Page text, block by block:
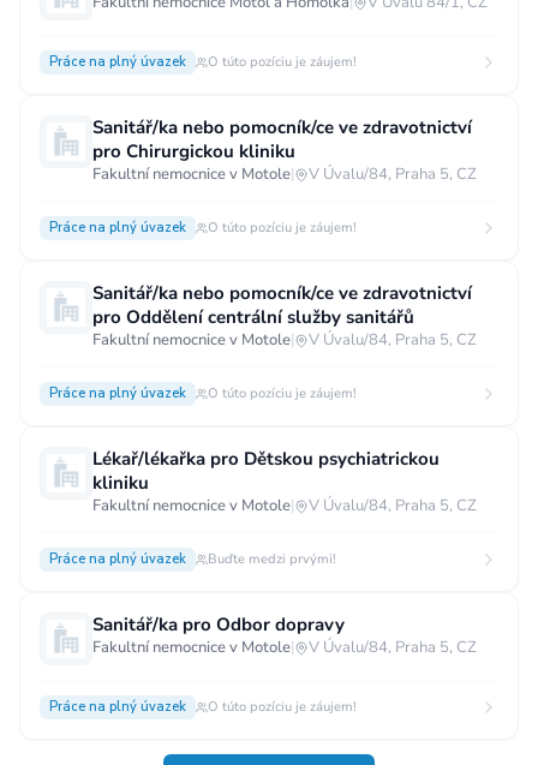
Práce na plný úvazek O túto pozíciu je záujem!
Sanitář/ka nebo pomocník/ce ve zdravotnictví
pro Chirurgickou kliniku
Fakultní nemocnice v Motole| V Úvalu/84, Praha 5, CZ
Práce na plný úvazek O túto pozíciu je záujem!
Sanitář/ka nebo pomocník/ce ve zdravotnictví
pro Oddělení centrální služby sanitářů
Fakultní nemocnice v Motole| V Úvalu/84, Praha 5, CZ
Práce na plný úvazek O túto pozíciu je záujem!
Lékař/lékařka pro Dětskou psychiatrickou
kliniku
Fakultní nemocnice v Motole| V Úvalu/84, Praha 5, CZ
Práce na plný úvazek Buďte medzi prvými!
Sanitář/ka pro Odbor dopravy
Fakultní nemocnice v Motole| V Úvalu/84, Praha 5, CZ
Práce na plný úvazek O túto pozíciu je záujem!